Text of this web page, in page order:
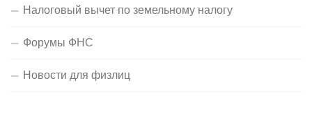
Налоговый вычет по земельному налогу
Форумы ФНС
Новости для физлиц